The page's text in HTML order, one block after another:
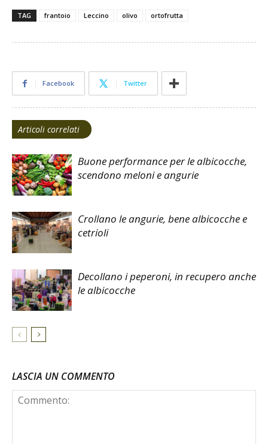
TAG frantoio Leccino olivo ortofrutta
Facebook Twitter
Articoli correlati
Buone performance per le albicocche,
scendono meloni e angurie
Crollano le angurie, bene albicocche e
cetrioli
Decollano i peperoni, in recupero anche
le albicocche
LASCIA UN COMMENTO